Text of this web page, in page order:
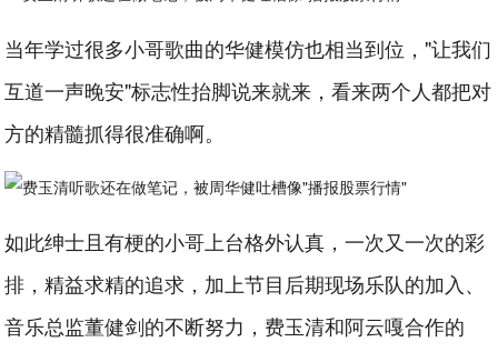
当年学过很多小哥歌曲的华健模仿也相当到位，"让我们
互道一声晚安"标志性抬脚说来就来，看来两个人都把对
方的精髓抓得很准确啊。
如此绅士且有梗的小哥上台格外认真，一次又一次的彩
排，精益求精的追求，加上节目后期现场乐队的加入、
音乐总监董健剑的不断努力，费玉清和阿云嘎合作的